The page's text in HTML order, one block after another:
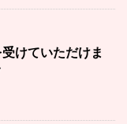
けていただけま